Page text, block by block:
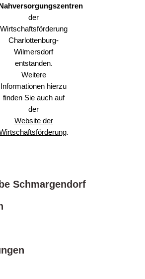
Nahversorgungszentren
der
Wirtschaftsförderung
Charlottenburg-
Wilmersdorf
entstanden.
Weitere
Informationen hierzu
finden Sie auch auf
der
Website der
.
Schmargendorf